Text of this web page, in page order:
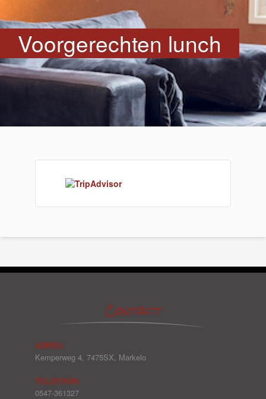
Voorgerechten lunch
Contact
ADRES:
Kemperweg 4, 7475SX, Markelo
TELEFOON:
0547-361327